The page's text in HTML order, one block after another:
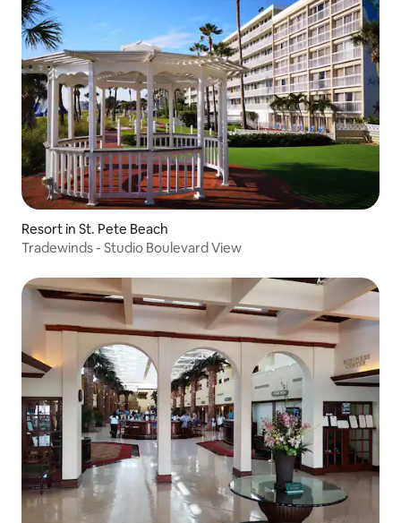
Resort in St. Pete Beach
Tradewinds - Studio Boulevard View